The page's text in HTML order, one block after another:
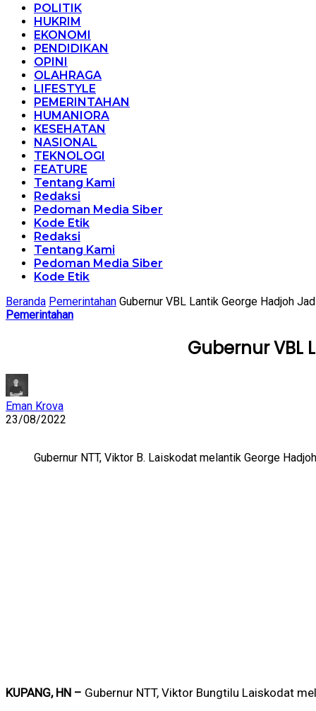
POLITIK
HUKRIM
EKONOMI
PENDIDIKAN
OPINI
OLAHRAGA
LIFESTYLE
PEMERINTAHAN
HUMANIORA
KESEHATAN
NASIONAL
TEKNOLOGI
FEATURE
Tentang Kami
Redaksi
Pedoman Media Siber
Kode Etik
Redaksi
Tentang Kami
Pedoman Media Siber
Kode Etik
Beranda Pemerintahan Gubernur VBL Lantik George Hadjoh
Pemerintahan
Gubernur VBL
Eman Krova
23/08/2022
Gubernur NTT, Viktor B. Laiskodat melantik George
KUPANG, HN – Gubernur NTT, Viktor Bungtilu Laiskodat